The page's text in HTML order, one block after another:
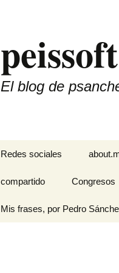
peissoft
El blog de
Redes sociales
Divulgando Ciencia y
compartido
El hotel de los cuentos
Congresos
Mis frases, por Pedro